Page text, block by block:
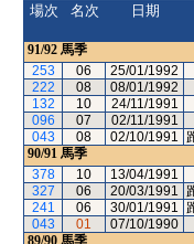
場次
名次 日期
91/92 馬季
253
06 25/01/1992
222
08 08/01/1992
132
10 24/11/1991
096
07 02/11/1991
043
08 02/10/1991
90/91 馬季
378
10 13/04/1991
327
06 20/03/1991
241
06 30/01/1991
043
01 07/10/1990
89/90 馬季